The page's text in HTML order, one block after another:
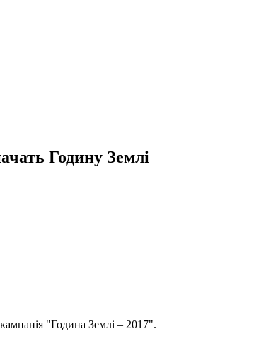
Годину Землі
кампанія "Година Землі – 2017".